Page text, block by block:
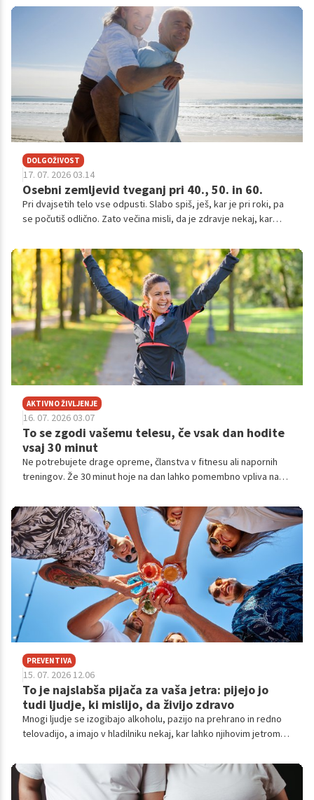
DOLGOŽIVOST
17. 07. 2026 03.14
Osebni zemljevid tveganj pri 40., 50. in 60.
Pri dvajsetih telo vse odpusti. Slabo spiš, ješ, kar je pri roki, pa
se počutiš odlično. Zato večina misli, da je zdravje nekaj, kar
AKTIVNO ŽIVLJENJE
16. 07. 2026 03.07
To se zgodi vašemu telesu, če vsak dan hodite
vsaj 30 minut
Ne potrebujete drage opreme, članstva v fitnesu ali napornih
treningov. Že 30 minut hoje na dan lahko pomembno vpliva na
PREVENTIVA
15. 07. 2026 12.06
To je najslabša pijača za vaša jetra: pijejo jo
tudi ljudje, ki mislijo, da živijo zdravo
Mnogi ljudje se izogibajo alkoholu, pazijo na prehrano in redno
telovadijo, a imajo v hladilniku nekaj, kar lahko njihovim jetrom